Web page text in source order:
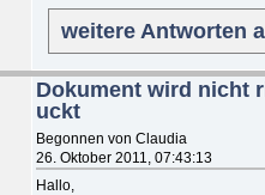
weitere Antworten
Dokument wird nicht
uckt
Begonnen von Claudia
26. Oktober 2011, 07:43:13
Hallo,